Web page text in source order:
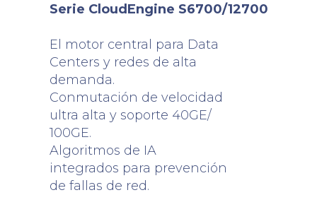
Serie CloudEngine S6700/12700
El motor central para Data
Centers y redes de alta
demanda.
Conmutación de velocidad
ultra alta y soporte 40GE/
100GE.
Algoritmos de IA
integrados para prevención
de fallas de red.